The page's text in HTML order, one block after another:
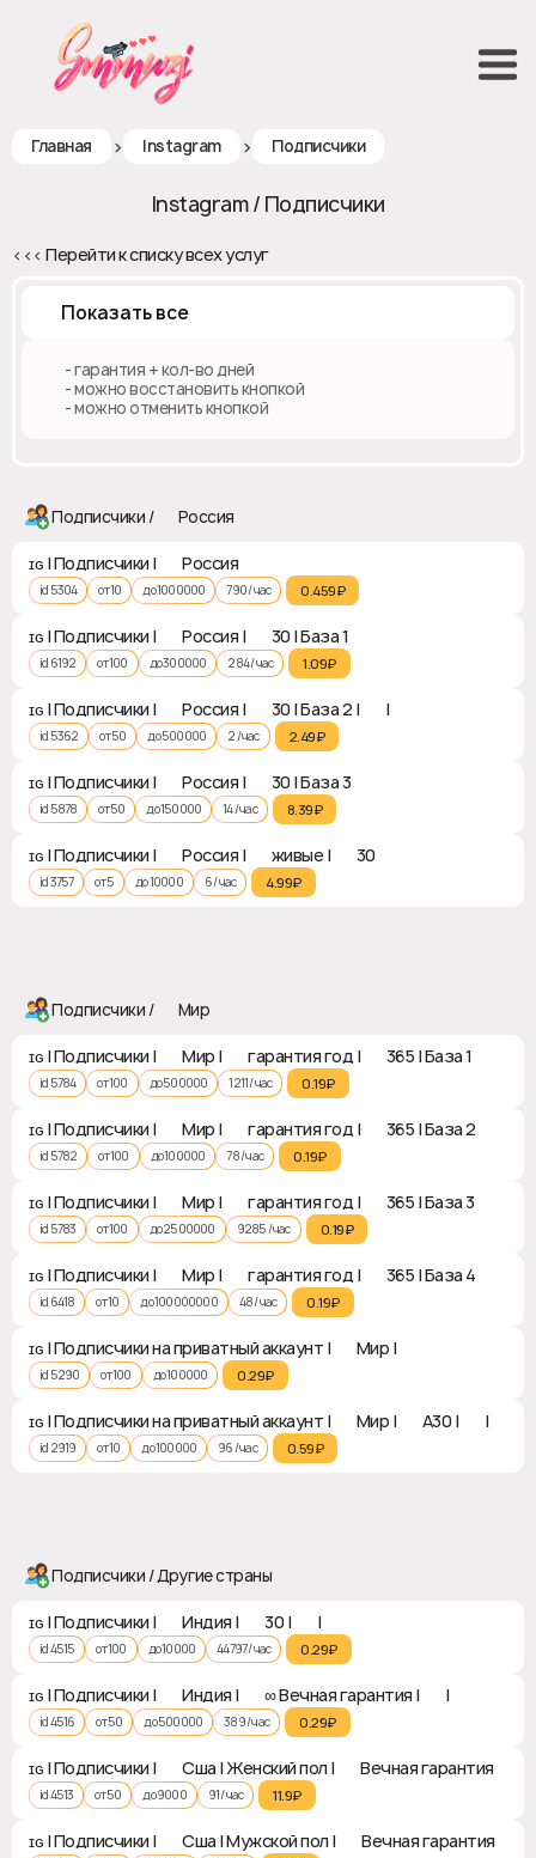
Главная > Instagram > Подписчики
Instagram / Подписчики
<<< Перейти к списку всех услуг
Показать все
♻️ - гарантия + кол-во дней
✅ - можно восстановить кнопкой
❎ - можно отменить кнопкой
Подписчики / 🇷🇺 Россия
ɪɢ | Подписчики | 🇷🇺 Россия
id 5304 от 10 до 1000000 790 / час 0.459₽‎
ɪɢ | Подписчики | 🇷🇺 Россия | ♻ 30 | База 1
id 6192 от 100 до 300000 284 / час 1.09₽‎
ɪɢ | Подписчики | 🇷🇺 Россия | ♻ 30 | База 2 | ❎ | ✅
id 5362 от 50 до 500000 2 / час 2.49₽‎
ɪɢ | Подписчики | 🇷🇺 Россия | ♻ 30 | База 3
id 5878 от 50 до 150000 14 / час 8.39₽‎
ɪɢ | Подписчики | 🇷🇺 Россия | 👑 живые | ♻ 30
id 3757 от 5 до 10000 6 / час 4.99₽‎
Подписчики / 🌍 Мир
ɪɢ | Подписчики | 🌍 Мир | 👑 гарантия год | ♻ 365 | База 1
id 5784 от 100 до 500000 1211 / час 0.19₽‎
ɪɢ | Подписчики | 🌍 Мир | 👑 гарантия год | ♻ 365 | База 2
id 5782 от 100 до 100000 78 / час 0.19₽‎
ɪɢ | Подписчики | 🌍 Мир | 👑 гарантия год | ♻ 365 | База 3
id 5783 от 100 до 2500000 9285 / час 0.19₽‎
ɪɢ | Подписчики | 🌍 Мир | 👑 гарантия год | ♻ 365 | База 4
id 6418 от 10 до 100000000 48 / час 0.19₽‎
ɪɢ | Подписчики на приватный аккаунт | 🌍 Мир | ❎
id 5290 от 100 до 100000 0.29₽‎
ɪɢ | Подписчики на приватный аккаунт | 🌍 Мир | ♻ A30 | ❎ | ✅
id 2919 от 10 до 100000 96 / час 0.59₽‎
Подписчики / Другие страны
ɪɢ | Подписчики | 🇮🇳 Индия | ♻ 30 | ❎ | ✅
id 4515 от 100 до 10000 44797 / час 0.29₽‎
ɪɢ | Подписчики | 🇮🇳 Индия | ♻ ∞ Вечная гарантия | ❎ | ✅
id 4516 от 50 до 500000 389 / час 0.29₽‎
ɪɢ | Подписчики | 🇺🇸 Сша | Женский пол | ♻ Вечная гарантия
id 4513 от 50 до 9000 91 / час 11.9₽‎
ɪɢ | Подписчики | 🇺🇸 Сша | Мужской пол | ♻ Вечная гарантия